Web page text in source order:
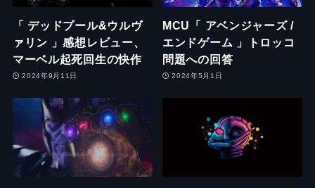
「 デッドプール&ウルヴ
ァリン 」感想レビュー、
マーベル起死回生の快作
2024年9月11日
MCU「 アベンジャーズ /
エンドゲーム 」トロッコ
問題への回答
2024年5月1日